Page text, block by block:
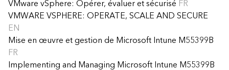
VMware vSphere: Opérer, évaluer et sécurisé FR
VMWARE VSPHERE: OPERATE, SCALE AND SECURE
EN
Mise en œuvre et gestion de Microsoft Intune M55399B
FR
Implementing and Managing Microsoft Intune M55399B